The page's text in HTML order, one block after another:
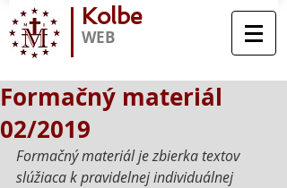
Kolbe
WEB
Formačný materiál
02/2019
Formačný materiál je zbierka textov
slúžiaca k pravidelnej individuálnej